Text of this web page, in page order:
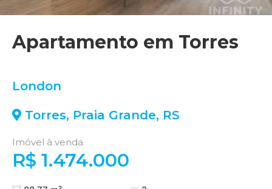
Apartamento em Torres
London
Torres, Praia Grande, RS
Imóvel à venda
R$ 1.474.000